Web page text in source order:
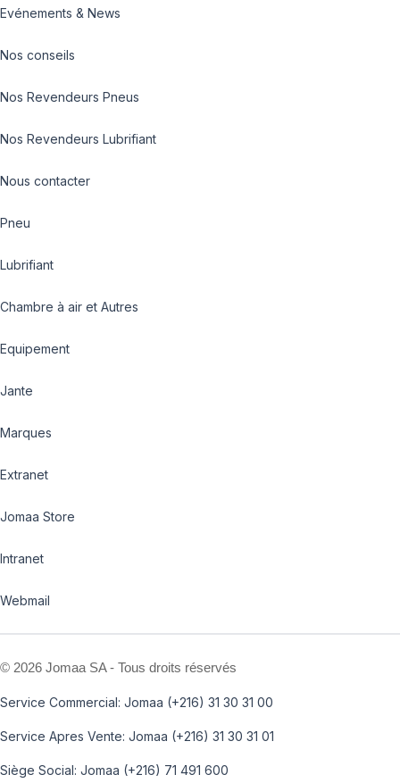
Evénements & News
Nos conseils
Nos Revendeurs Pneus
Nos Revendeurs Lubrifiant
Nous contacter
Pneu
Lubrifiant
Chambre à air et Autres
Equipement
Jante
Marques
Extranet
Jomaa Store
Intranet
Webmail
© 2026 Jomaa SA - Tous droits réservés
Service Commercial: Jomaa (+216) 31 30 31 00
Service Apres Vente: Jomaa (+216) 31 30 31 01
Siège Social: Jomaa (+216) 71 491 600